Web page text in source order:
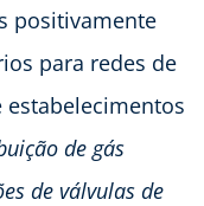
positivamente
para redes de
de gás
de válvulas de